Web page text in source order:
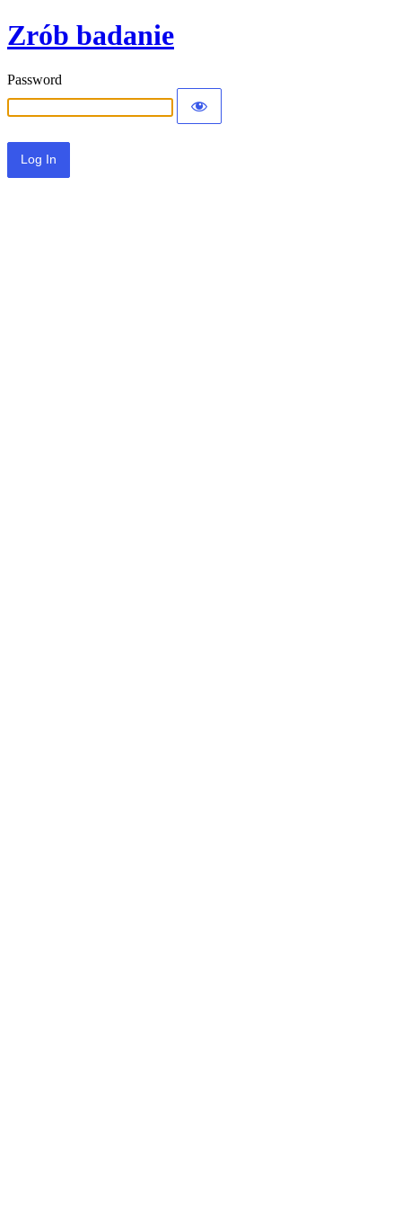
Zrób badanie
Password